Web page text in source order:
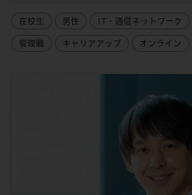
在校生 男性 IT・通信ネットワーク
管理職 キャリアアップ オンライン